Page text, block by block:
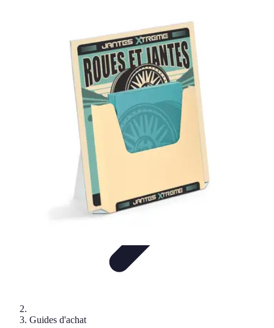
Marques et fournisseurs
Équipement à domicile
Meilleur Matériel Médical
Guides d'achat